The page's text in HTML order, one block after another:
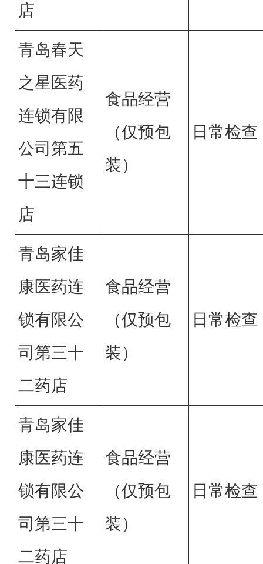
店
青岛春天
之星医药
连锁有限
公司第五
十三连锁
店
食品经营
（仅预包
装）
日常检查
青岛家佳
康医药连
锁有限公
司第三十
二药店
食品经营
（仅预包
装）
日常检查
青岛家佳
康医药连
锁有限公
司第三十
二药店
食品经营
（仅预包
装）
日常检查